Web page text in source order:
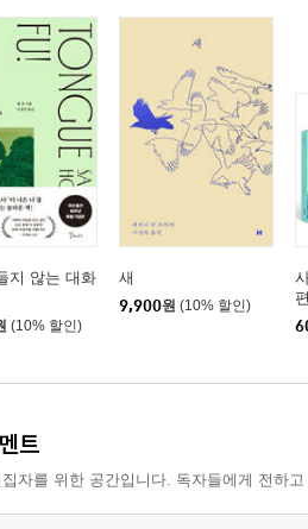
이 안 풀릴 때 스스로에게 건네야 할 말
패를 잊고 새롭게 시작하라
신이 옳다는 마음을 넘어서라
실한 성공 비결은 한 번 더 시도하는 데
지 않는 대화
(10% 할인)
새
9,900원 (10% 할인)
트
자를 위한 공간입니다. 독자들에게 전하